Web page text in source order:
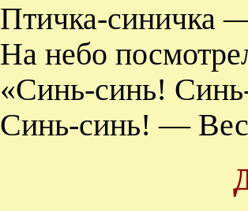
Птичка-синичка
На небо
«Синь-синь!
Синь-синь! —